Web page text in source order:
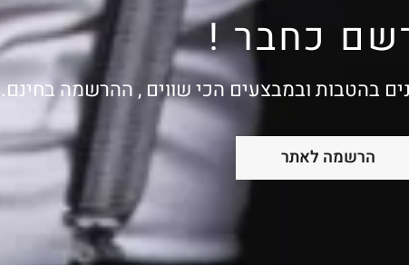
כחבר !
בהטבות ובמבצעים הכי שווים , ההרשמה בחינם.
הרשמה לאתר